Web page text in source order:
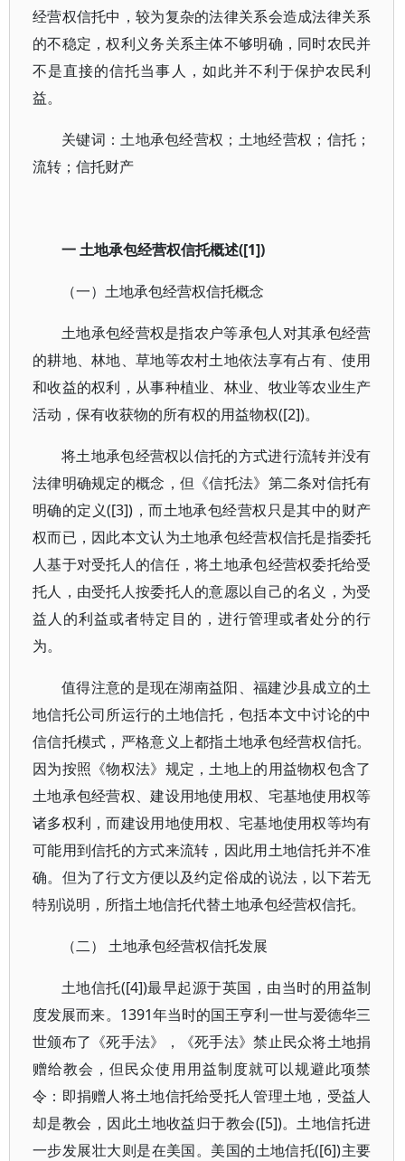
经营权信托中，较为复杂的法律关系会造成法律关系
的不稳定，权利义务关系主体不够明确，同时农民并
不是直接的信托当事人，如此并不利于保护农民利
益。
关键词：土地承包经营权；土地经营权；信托；
流转；信托财产
一 土地承包经营权信托概述([1])
（一）土地承包经营权信托概念
土地承包经营权是指农户等承包人对其承包经营
的耕地、林地、草地等农村土地依法享有占有、使用
和收益的权利，从事种植业、林业、牧业等农业生产
活动，保有收获物的所有权的用益物权([2])。
将土地承包经营权以信托的方式进行流转并没有
法律明确规定的概念，但《信托法》第二条对信托有
明确的定义([3])，而土地承包经营权只是其中的财产
权而已，因此本文认为土地承包经营权信托是指委托
人基于对受托人的信任，将土地承包经营权委托给受
托人，由受托人按委托人的意愿以自己的名义，为受
益人的利益或者特定目的，进行管理或者处分的行
为。
值得注意的是现在湖南益阳、福建沙县成立的土
地信托公司所运行的土地信托，包括本文中讨论的中
信信托模式，严格意义上都指土地承包经营权信托。
因为按照《物权法》规定，土地上的用益物权包含了
土地承包经营权、建设用地使用权、宅基地使用权等
诸多权利，而建设用地使用权、宅基地使用权等均有
可能用到信托的方式来流转，因此用土地信托并不准
确。但为了行文方便以及约定俗成的说法，以下若无
特别说明，所指土地信托代替土地承包经营权信托。
（二） 土地承包经营权信托发展
土地信托([4])最早起源于英国，由当时的用益制
度发展而来。1391年当时的国王亨利一世与爱德华三
世颁布了《死手法》，《死手法》禁止民众将土地捐
赠给教会，但民众使用用益制度就可以规避此项禁
令：即捐赠人将土地信托给受托人管理土地，受益人
却是教会，因此土地收益归于教会([5])。土地信托进
一步发展壮大则是在美国。美国的土地信托([6])主要